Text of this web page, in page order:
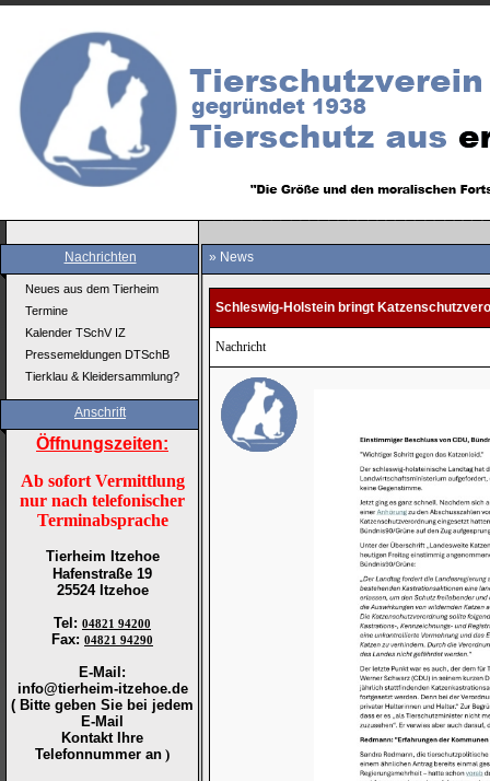
Nachrichten
Neues aus dem Tierheim
Termine
Kalender TSchV IZ
Pressemeldungen DTSchB
Tierklau & Kleidersammlung?
Anschrift
Öffnungszeiten:
Ab sofort Vermittlung
nur nach telefonischer
Terminabsprache
Tierheim Itzehoe
Hafenstraße 19
25524 Itzehoe
Tel : 04821 94200
Fax: 04821 94290
E-Mail:
info@tierheim-itzehoe.de
( Bitte geben Sie bei jedem
E-Mail
Kontakt Ihre
Telefonnummer an )
» News
Schleswig-Holstein bringt
Nachricht